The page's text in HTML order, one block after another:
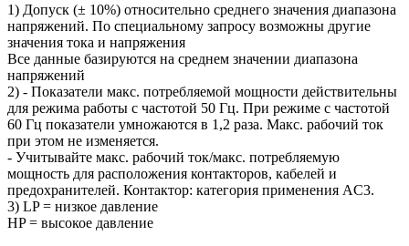
1) Допуск (± 10%) относительно среднего значения диапазона
напряжений. По специальному запросу возможны другие
значения тока и напряжения
Все данные базируются на среднем значении диапазона
напряжений
2) - Показатели макс. потребляемой мощности действительны
для режима работы с частотой 50 Гц. При режиме с частотой
60 Гц показатели умножаются в 1,2 раза. Макс. рабочий ток
при этом не изменяется.
- Учитывайте макс. рабочий ток/макс. потребляемую
мощность для расположения контакторов, кабелей и
предохранителей. Контактор: категория применения AC3.
3) LP = низкое давление
HP = высокое давление